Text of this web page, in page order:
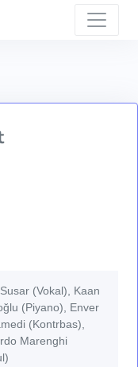
(Vokal), Kaan
(Piyano), Enver
(Kontrbas),
Marenghi